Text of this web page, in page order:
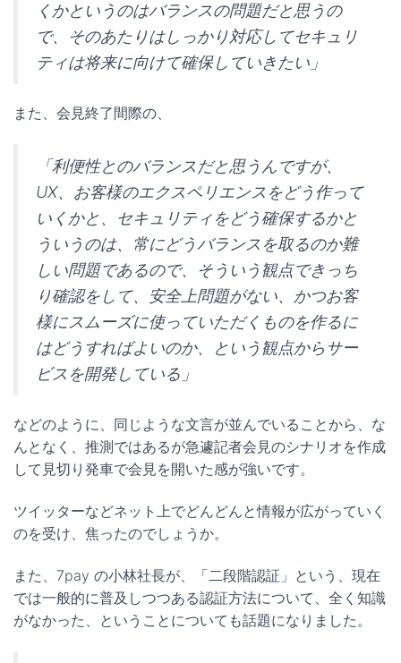
くかというのはバランスの問題だと思うの
で、そのあたりはしっかり対応してセキュリ
ティは将来に向けて確保していきたい」
また、会見終了間際の、
「利便性とのバランスだと思うんですが、
UX、お客様のエクスペリエンスをどう作って
いくかと、セキュリティをどう確保するかと
ういうのは、常にどうバランスを取るのか難
しい問題であるので、そういう観点できっち
り確認をして、安全上問題がない、かつお客
様にスムーズに使っていただくものを作るに
はどうすればよいのか、という観点からサー
ビスを開発している」
などのように、同じような文言が並んでいることから、な
んとなく、推測ではあるが急遽記者会見のシナリオを作成
して見切り発車で会見を開いた感が強いです。
ツイッターなどネット上でどんどんと情報が広がっていく
のを受け、焦ったのでしょうか。
また、7pay の小林社長が、「二段階認証」という、現在
では一般的に普及しつつある認証方法について、全く知識
がなかった、ということについても話題になりました。